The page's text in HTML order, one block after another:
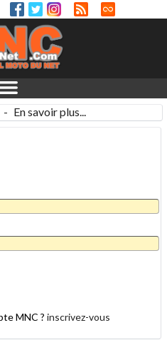
- En savoir plus...
MNC ? inscrivez-vous